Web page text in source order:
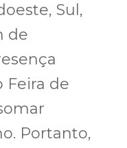
Sul,
de
Feira de
Portanto,